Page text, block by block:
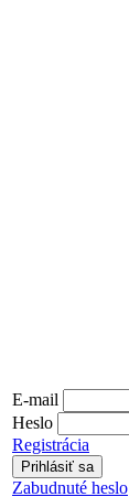
E-mail
Heslo
Registrácia
Zabudnuté heslo